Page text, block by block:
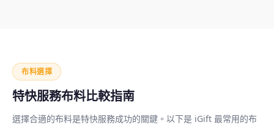
布料選擇
特快服務布料比較指南
選擇合適的布料是特快服務成功的關鍵。以下是 iGift 最常用的布